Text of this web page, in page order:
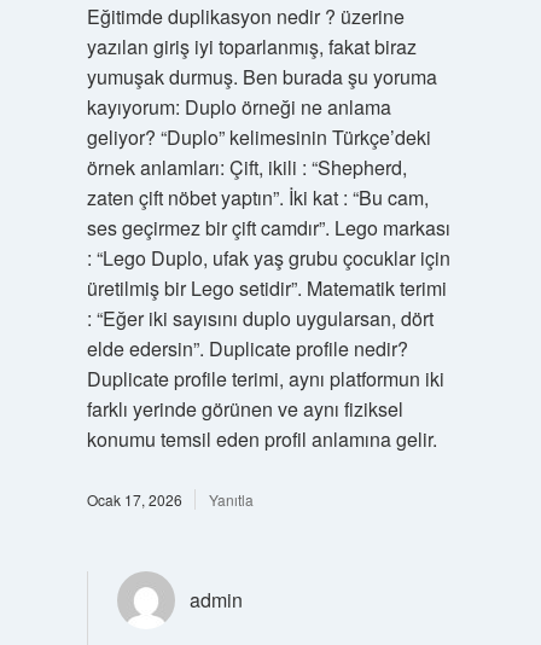
Eğitimde duplikasyon nedir ? üzerine
yazılan giriş iyi toparlanmış, fakat biraz
yumuşak durmuş. Ben burada şu yoruma
kayıyorum: Duplo örneği ne anlama
geliyor? “Duplo” kelimesinin Türkçe’deki
örnek anlamları: Çift, ikili : “Shepherd,
zaten çift nöbet yaptın”. İki kat : “Bu cam,
ses geçirmez bir çift camdır”. Lego markası
: “Lego Duplo, ufak yaş grubu çocuklar için
üretilmiş bir Lego setidir”. Matematik terimi
: “Eğer iki sayısını duplo uygularsan, dört
elde edersin”. Duplicate profile nedir?
Duplicate profile terimi, aynı platformun iki
farklı yerinde görünen ve aynı fiziksel
konumu temsil eden profil anlamına gelir.
Ocak 17, 2026 Yanıtla
admin